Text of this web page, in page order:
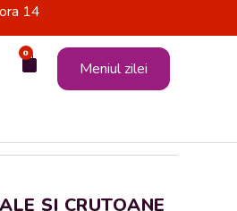
14
0
Cart Meniul zilei
ȘI CRUTOANE